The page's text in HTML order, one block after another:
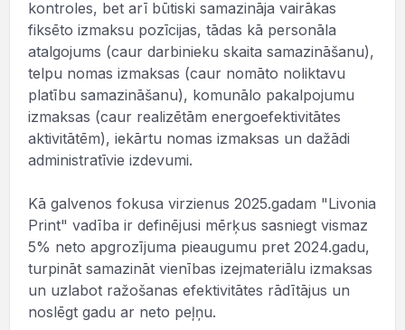
kontroles, bet arī būtiski samazināja vairākas
fiksēto izmaksu pozīcijas, tādas kā personāla
atalgojums (caur darbinieku skaita samazināšanu),
telpu nomas izmaksas (caur nomāto noliktavu
platību samazināšanu), komunālo pakalpojumu
izmaksas (caur realizētām energoefektivitātes
aktivitātēm), iekārtu nomas izmaksas un dažādi
administratīvie izdevumi.
Kā galvenos fokusa virzienus 2025.gadam "Livonia
Print" vadība ir definējusi mērķus sasniegt vismaz
5% neto apgrozījuma pieaugumu pret 2024.gadu,
turpināt samazināt vienības izejmateriālu izmaksas
un uzlabot ražošanas efektivitātes rādītājus un
noslēgt gadu ar neto peļņu.